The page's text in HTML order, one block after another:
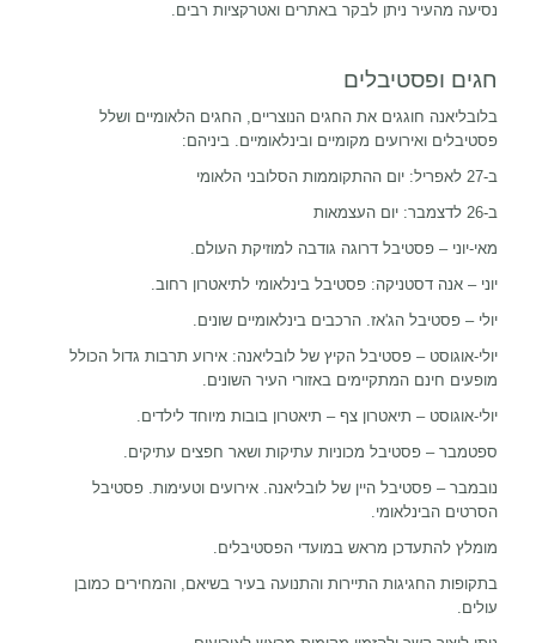
נסיעה מהעיר ניתן לבקר באתרים ואטרקציות רבים.
חגים ופסטיבלים
בלובליאנה חוגגים את החגים הנוצריים, החגים הלאומיים ושלל
פסטיבלים ואירועים מקומיים ובינלאומיים. ביניהם:
ב-27 לאפריל: יום ההתקוממות הסלובני הלאומי
ב-26 לדצמבר: יום העצמאות
מאי-יוני – פסטיבל דרוגה גודבה למוזיקת העולם.
יוני – אנה דסטניקה: פסטיבל בינלאומי לתיאטרון רחוב.
יולי – פסטיבל הג'אז. הרכבים בינלאומיים שונים.
יולי-אוגוסט – פסטיבל הקיץ של לובליאנה: אירוע תרבות גדול הכולל
מופעים חינם המתקיימים באזורי העיר השונים.
יולי-אוגוסט – תיאטרון צף – תיאטרון בובות מיוחד לילדים.
ספטמבר – פסטיבל מכוניות עתיקות ושאר חפצים עתיקים.
נובמבר – פסטיבל היין של לובליאנה. אירועים וטעימות. פסטיבל
הסרטים הבינלאומי.
מומלץ להתעדכן מראש במועדי הפסטיבלים.
בתקופות החגיגות התיירות והתנועה בעיר בשיאם, והמחירים כמובן
עולים.